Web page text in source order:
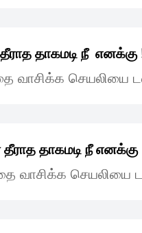
தாகமடி நீ எனக்கு
வாசிக்க செயலியை
தாகமடி நீ எனக்கு
வாசிக்க செயலியை